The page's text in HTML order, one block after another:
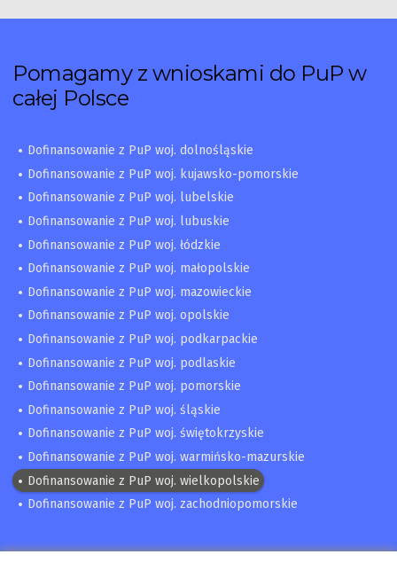
Pomagamy z wnioskami do PuP w
całej Polsce
Dofinansowanie z PuP woj. dolnośląskie
Dofinansowanie z PuP woj. kujawsko-pomorskie
Dofinansowanie z PuP woj. lubelskie
Dofinansowanie z PuP woj. lubuskie
Dofinansowanie z PuP woj. łódzkie
Dofinansowanie z PuP woj. małopolskie
Dofinansowanie z PuP woj. mazowieckie
Dofinansowanie z PuP woj. opolskie
Dofinansowanie z PuP woj. podkarpackie
Dofinansowanie z PuP woj. podlaskie
Dofinansowanie z PuP woj. pomorskie
Dofinansowanie z PuP woj. śląskie
Dofinansowanie z PuP woj. świętokrzyskie
Dofinansowanie z PuP woj. warmińsko-mazurskie
Dofinansowanie z PuP woj. wielkopolskie
Dofinansowanie z PuP woj. zachodniopomorskie